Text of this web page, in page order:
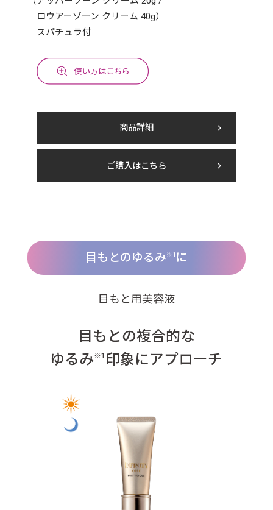
ロウアーゾーン クリーム 40g）
スパチュラ付
商品詳細
ご購入はこちら
目もとのゆるみ※1 に
目もと用美容液
目もとの複合的な
ゆるみ※1 印象にアプローチ